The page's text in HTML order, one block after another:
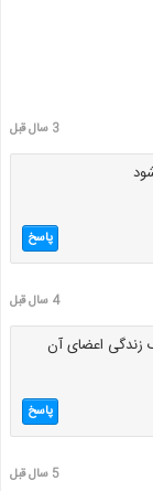
3 سال قبل
پاسخ
4 سال قبل
زندگی اعضای آن
پاسخ
5 سال قبل